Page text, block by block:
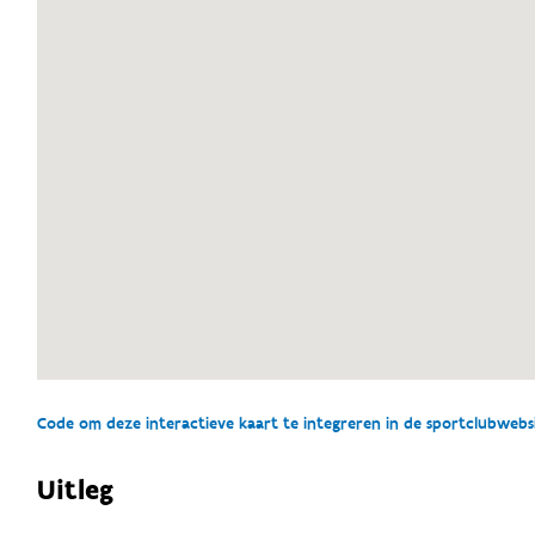
Code om deze interactieve kaart te integreren in de
Uitleg